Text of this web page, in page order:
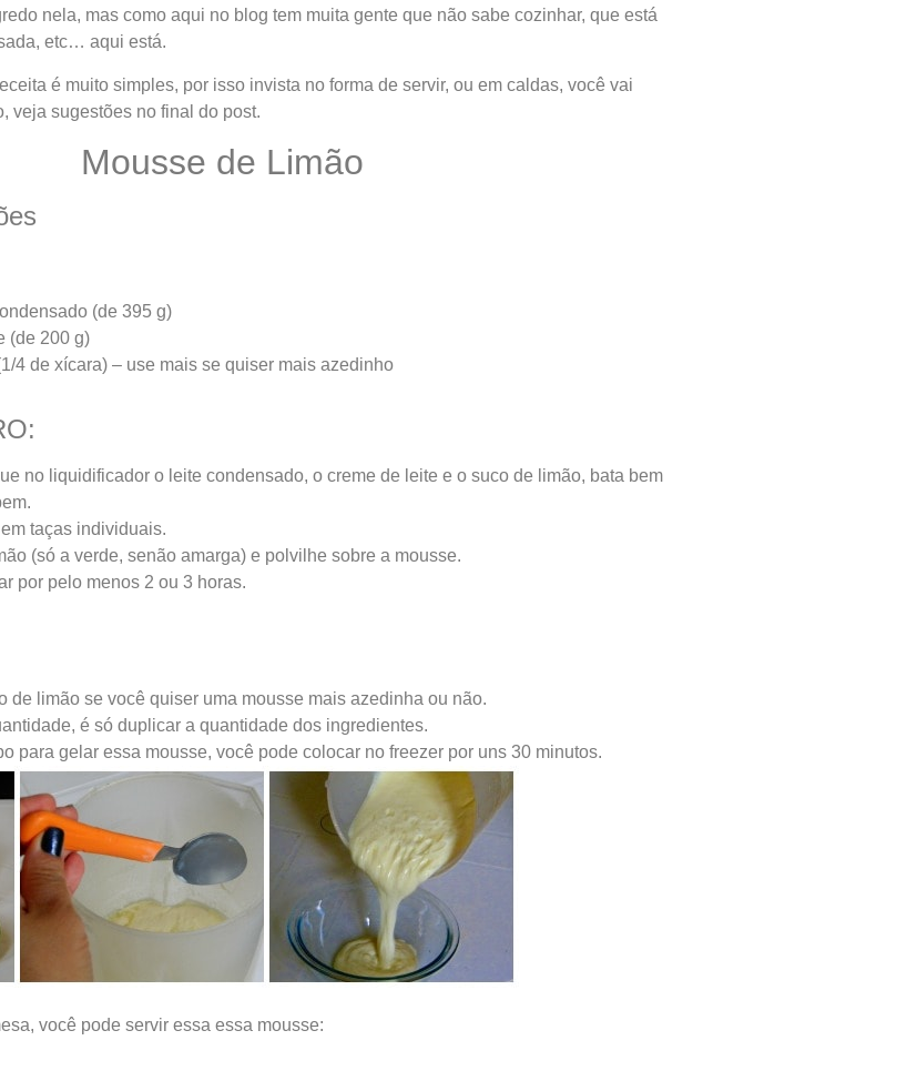
nela, mas como aqui no blog tem muita gente que não sabe cozinhar, que está
etc… aqui está.
é muito simples, por isso invista no forma de servir, ou em caldas, você vai
veja sugestões no final do post.
Mousse de Limão
(de 395 g)
(de 200 g)
4 de xícara) – use mais se quiser mais azedinho
no liquidificador o leite condensado, o creme de leite e o suco de limão, bata bem
taças individuais.
(só a verde, senão amarga) e polvilhe sobre a mousse.
por pelo menos 2 ou 3 horas.
de limão se você quiser uma mousse mais azedinha ou não.
é só duplicar a quantidade dos ingredientes.
para gelar essa mousse, você pode colocar no freezer por uns 30 minutos.
você pode servir essa essa mousse: